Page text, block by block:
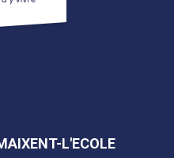
Facebook L'ECOLE